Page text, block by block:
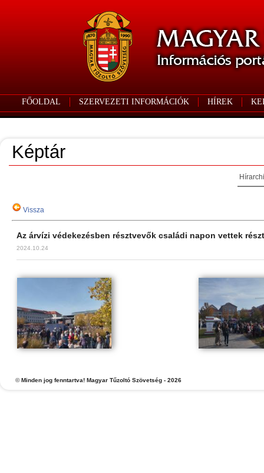
FŐOLDAL SZERVEZETI INFORMÁCIÓK HÍREK
Képtár
Vissza
Az árvízi védekezésben résztvevők családi napon vettek
2024.10.24
©Minden jog fenntartva! Magyar Tűzoltó Szövetség - 2026